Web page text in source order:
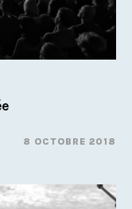
8 OCTOBRE 2018